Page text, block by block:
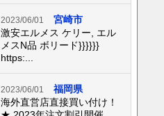
2023/06/01
宮崎市
激安エルメス ケリー, エル
メスN品 ボリード}}}}}}
https:...
2023/06/01
福岡県
海外直営店直接買い付け！